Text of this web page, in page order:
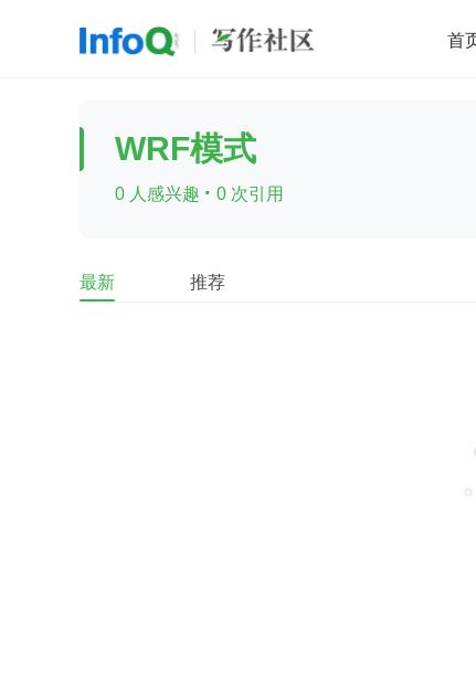
首
前端 AI
查看更多
WRF模式
0 人感兴趣 · 0 次引用
最新 推荐